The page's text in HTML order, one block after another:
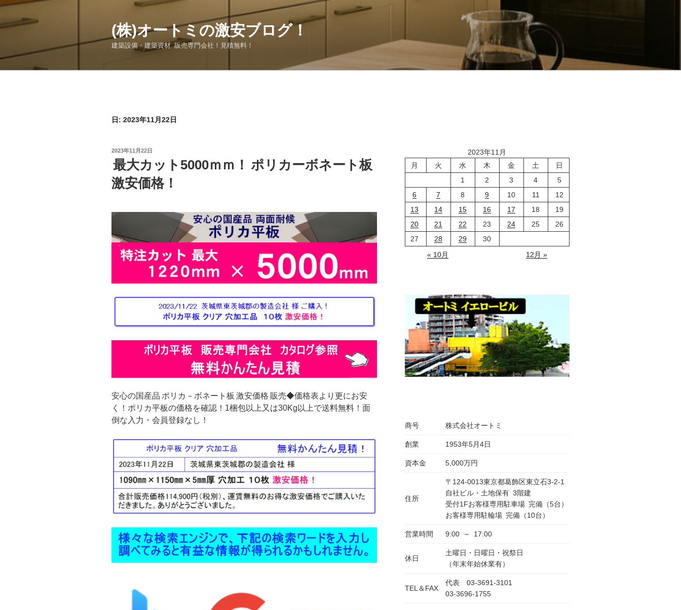
コ
テ
(株)オートミの激安ブログ！
建築設備・建築資材 販売専門会社！見積無料！
日: 2023年11月22日
投
稿
日:
2023年11月22日
最大カット5000ｍｍ！ ポリカーボネート板
激安価格！
安心の国産品 ポリカ－ボネート板 激安価格 販売◆価格表より更にお安
く！ポリカ平板の価格を確認！1梱包以上又は30Kg以上で送料無料！面
倒な入力・会員登録なし！
2023年11月
月
火 水 木 金 土
日
1
2 3 4
5
6
7 8 9 10 11
12
13
14 15 16 17 18
19
20
21 22 23 24 25
26
27
28 29
30
« 10月
12月 »
商号 株式会社オートミ
創業 1953年5月4日
資本金 5,000万円
住所
〒124-0013東京都葛飾区東立石3-2-1
自社ビル・土地保有 3階建
受付1Fお客様専用駐車場 完備（5台）
お客様専用駐輪場 完備（10台）
営業時間 9:00 ～ 17:00
休日
土曜日・日曜日・祝祭日
（年末年始休業有）
TEL＆FAX
代表 03-3691-3101
03-3696-1755